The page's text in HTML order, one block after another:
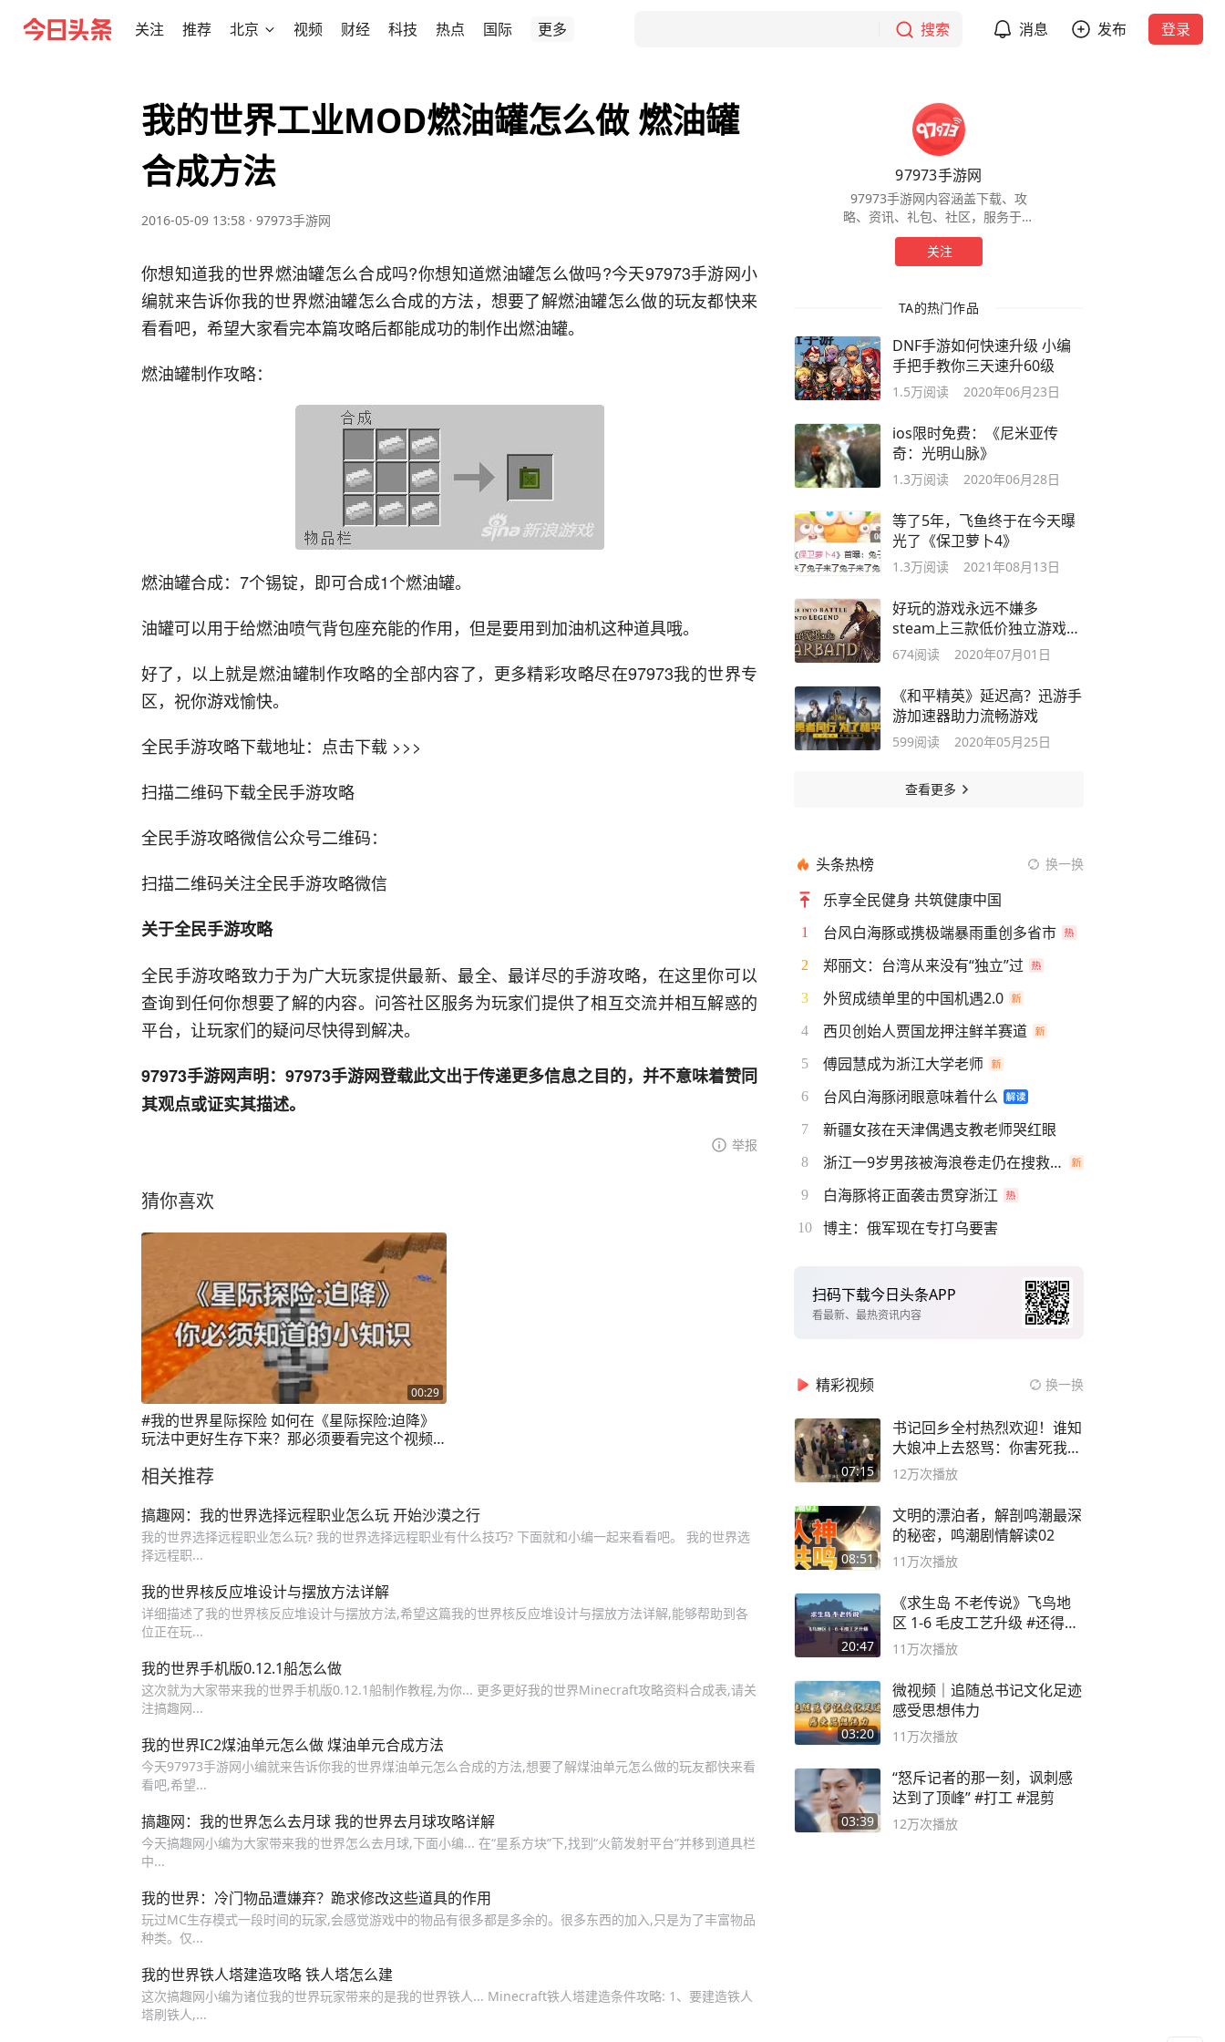
关注 推荐 北京 视频 财经 科技 热点 国际 更多 搜索 消息 发布 登录
我的世界工业MOD燃油罐怎么做 燃油罐
合成方法
2016-05-09 13:58 · 97973手游网
你想知道我的世界燃油罐怎么合成吗?你想知道燃油罐怎么做吗?今天97973手游网小
编就来告诉你我的世界燃油罐怎么合成的方法，想要了解燃油罐怎么做的玩友都快来
看看吧，希望大家看完本篇攻略后都能成功的制作出燃油罐。
燃油罐制作攻略：
燃油罐合成：7个锡锭，即可合成1个燃油罐。
油罐可以用于给燃油喷气背包座充能的作用，但是要用到加油机这种道具哦。
好了，以上就是燃油罐制作攻略的全部内容了，更多精彩攻略尽在97973我的世界专
区，祝你游戏愉快。
全民手游攻略下载地址：点击下载 >>>
扫描二维码下载全民手游攻略
全民手游攻略微信公众号二维码：
扫描二维码关注全民手游攻略微信
关于全民手游攻略
全民手游攻略致力于为广大玩家提供最新、最全、最详尽的手游攻略，在这里你可以
查询到任何你想要了解的内容。问答社区服务为玩家们提供了相互交流并相互解惑的
平台，让玩家们的疑问尽快得到解决。
97973手游网声明：97973手游网登载此文出于传递更多信息之目的，并不意味着赞同
其观点或证实其描述。
举报
猜你喜欢
00:29
#我的世界星际探险 如何在《星际探险:迫降》
玩法中更好生存下来？那必须要看完这个视频
相关推荐
搞趣网：我的世界选择远程职业怎么玩 开始沙漠之行
我的世界选择远程职业怎么玩? 我的世界选择远程职业有什么技巧? 下面就和小编一起来看看吧。 我的世界选
择远程职...
我的世界核反应堆设计与摆放方法详解
详细描述了我的世界核反应堆设计与摆放方法,希望这篇我的世界核反应堆设计与摆放方法详解,能够帮助到各
位正在玩...
我的世界手机版0.12.1船怎么做
这次就为大家带来我的世界手机版0.12.1船制作教程,为你... 更多更好我的世界Minecraft攻略资料合成表,请关
注搞趣网...
我的世界IC2煤油单元怎么做 煤油单元合成方法
今天97973手游网小编就来告诉你我的世界煤油单元怎么合成的方法,想要了解煤油单元怎么做的玩友都快来看
看吧,希望...
搞趣网：我的世界怎么去月球 我的世界去月球攻略详解
今天搞趣网小编为大家带来我的世界怎么去月球,下面小编... 在“星系方块”下,找到“火箭发射平台”并移到道具栏
中...
我的世界：冷门物品遭嫌弃？跪求修改这些道具的作用
玩过MC生存模式一段时间的玩家,会感觉游戏中的物品有很多都是多余的。很多东西的加入,只是为了丰富物品
种类。仅...
我的世界铁人塔建造攻略 铁人塔怎么建
这次搞趣网小编为诸位我的世界玩家带来的是我的世界铁人... Minecraft铁人塔建造条件攻略: 1、要建造铁人
塔刷铁人,...
97973手游网
97973手游网内容涵盖下载、攻
略、资讯、礼包、社区，服务于全
球手游玩家，为玩家提供一站式服
务。
关注
TA的热门作品
DNF手游如何快速升级 小编
手把手教你三天速升60级
1.5万阅读 2020年06月23日
ios限时免费：《尼米亚传
奇：光明山脉》
1.3万阅读 2020年06月28日
等了5年，飞鱼终于在今天曝
光了《保卫萝卜4》
1.3万阅读 2021年08月13日
好玩的游戏永远不嫌多
steam上三款低价独立游戏推
荐
674阅读 2020年07月01日
《和平精英》延迟高？迅游手
游加速器助力流畅游戏
599阅读 2020年05月25日
查看更多
头条热榜 换一换
乐享全民健身 共筑健康中国
1 台风白海豚或携极端暴雨重创多省市
2 郑丽文：台湾从来没有“独立”过
3 外贸成绩单里的中国机遇2.0
4 西贝创始人贾国龙押注鲜羊赛道
5 傅园慧成为浙江大学老师
6 台风白海豚闭眼意味着什么
7 新疆女孩在天津偶遇支教老师哭红眼
8 浙江一9岁男孩被海浪卷走仍在搜救中
9 白海豚将正面袭击贯穿浙江
10 博主：俄军现在专打乌要害
扫码下载今日头条APP
看最新、最热资讯内容
精彩视频 换一换
07:15
书记回乡全村热烈欢迎！谁知
大娘冲上去怒骂：你害死我儿
子
12万次播放
08:51
文明的漂泊者，解剖鸣潮最深
的秘密，鸣潮剧情解读02
11万次播放
20:47
《求生岛 不老传说》飞鸟地
区 1-6 毛皮工艺升级 #还得是
主机大作
11万次播放
03:20
微视频｜追随总书记文化足迹
感受思想伟力
11万次播放
03:39
“怒斥记者的那一刻，讽刺感
达到了顶峰” #打工 #混剪
12万次播放